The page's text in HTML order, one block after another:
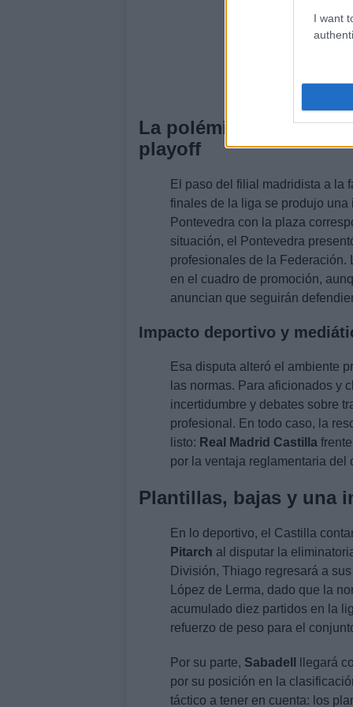
I want
La polémica
playoff
El paso del filial madridista a la
finales de la liga se produjo
Pontevedra con la plaza
situación, el Pontevedra
profesionales de la
en el cuadro de promoción,
anuncian que seguirán
Impacto deportivo y
Esa disputa alteró el ambiente
las normas. Para aficionados y
incertidumbre y debates sobre
profesional. En todo caso, la
listo: Real Madrid Castilla
por la ventaja reglamentaria del
Plantillas, bajas y una
En lo deportivo, el Castilla
Pitarch al disputar la
División, Thiago regresará a
López de Lerma, dado que la
acumulado diez partidos en la
refuerzo de peso para el
Por su parte, Sabadell
llegará
por su posición en la
táctico a tener en cuenta: los